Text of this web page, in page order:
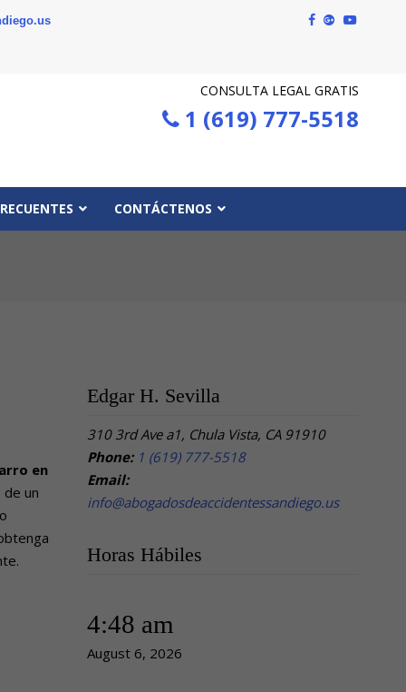
CONSULTA LEGAL GRATIS
1 (619) 777-5518
CONTÁCTENOS
en
de un
Edgar H. Sevilla
310 3rd Ave a1, Chula Vista, CA 91910
Phone: 1 (619) 777-5518
Email:
info@abogadosdeaccidentessandiego.us
Horas Hábiles
4:48 am
August 6, 2026